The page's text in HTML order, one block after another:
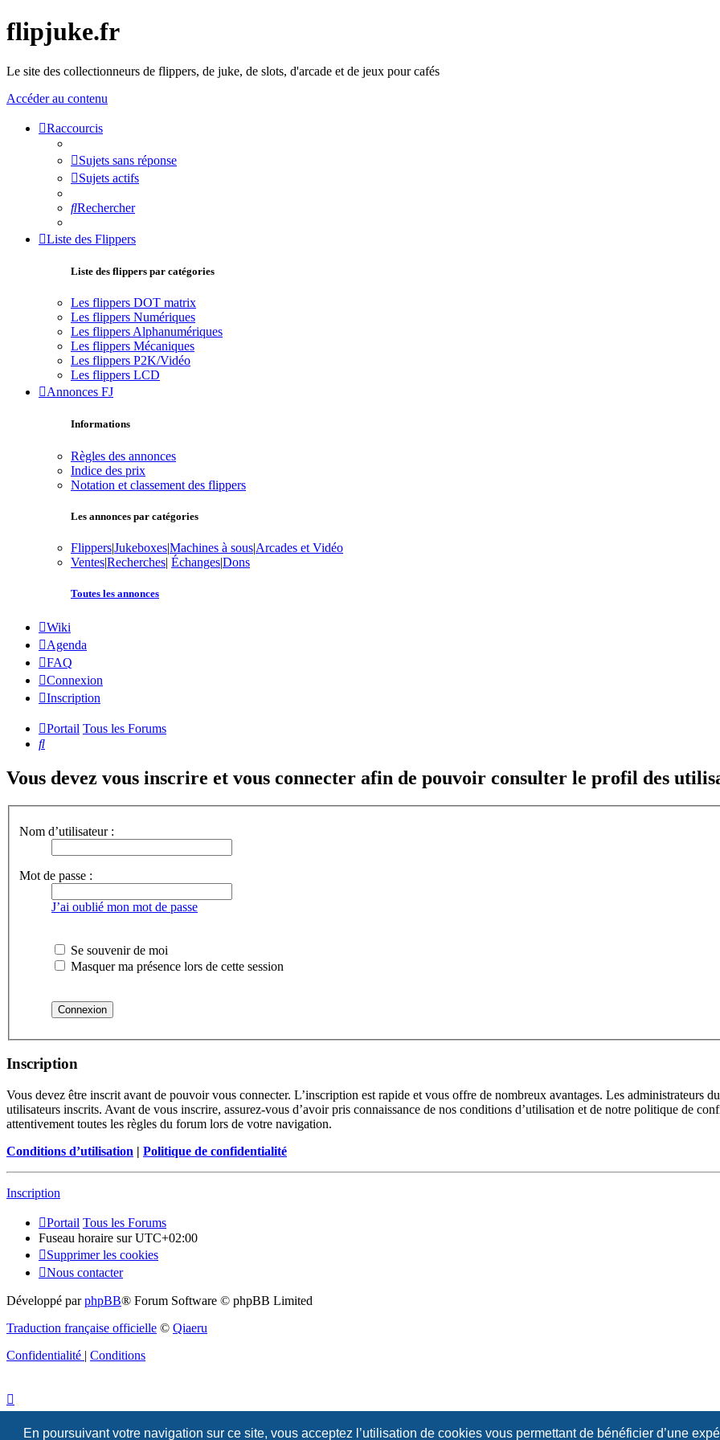
En poursuivant votre navigation sur ce site, vous acceptez l’utilisation de cookies vous permettant de bénéficier d’une
flipjuke.fr
Le site des collectionneurs de flippers, de juke, de slots, d'arcade et de jeux pour cafés
Accéder au contenu
Raccourcis
Sujets sans réponse
Sujets actifs
Rechercher
Liste des Flippers
Liste des flippers par catégories
Les flippers DOT matrix
Les flippers Numériques
Les flippers Alphanumériques
Les flippers Mécaniques
Les flippers P2K/Vidéo
Les flippers LCD
Annonces FJ
Informations
Règles des annonces
Indice des prix
Notation et classement des flippers
Les annonces par catégories
Flippers|Jukeboxes|Machines à sous|Arcades et Vidéo
Ventes|Recherches| Échanges|Dons
Toutes les annonces
Wiki
Agenda
FAQ
Connexion
Inscription
Portail Tous les Forums
Rechercher
Vous devez vous inscrire et vous connecter afin de pouvoir consulter le profil des
Nom d’utilisateur :
Mot de passe :
J’ai oublié mon mot de passe
Se souvenir de moi
Masquer ma présence lors de cette session
Inscription
Vous devez être inscrit avant de pouvoir vous connecter. L’inscription est rapide et vous offre de nombreux avantages. Les administrateurs
utilisateurs inscrits. Avant de vous inscrire, assurez-vous d’avoir pris connaissance de nos conditions d’utilisation et de notre politique de
attentivement toutes les règles du forum lors de votre navigation.
Conditions d’utilisation | Politique de confidentialité
Inscription
Portail Tous les Forums
Fuseau horaire surUTC+02:00
Supprimer les cookies
Nous contacter
Développé parphpBB® Forum Software © phpBB Limited
Traduction française officielle © Qiaeru
Confidentialité | Conditions